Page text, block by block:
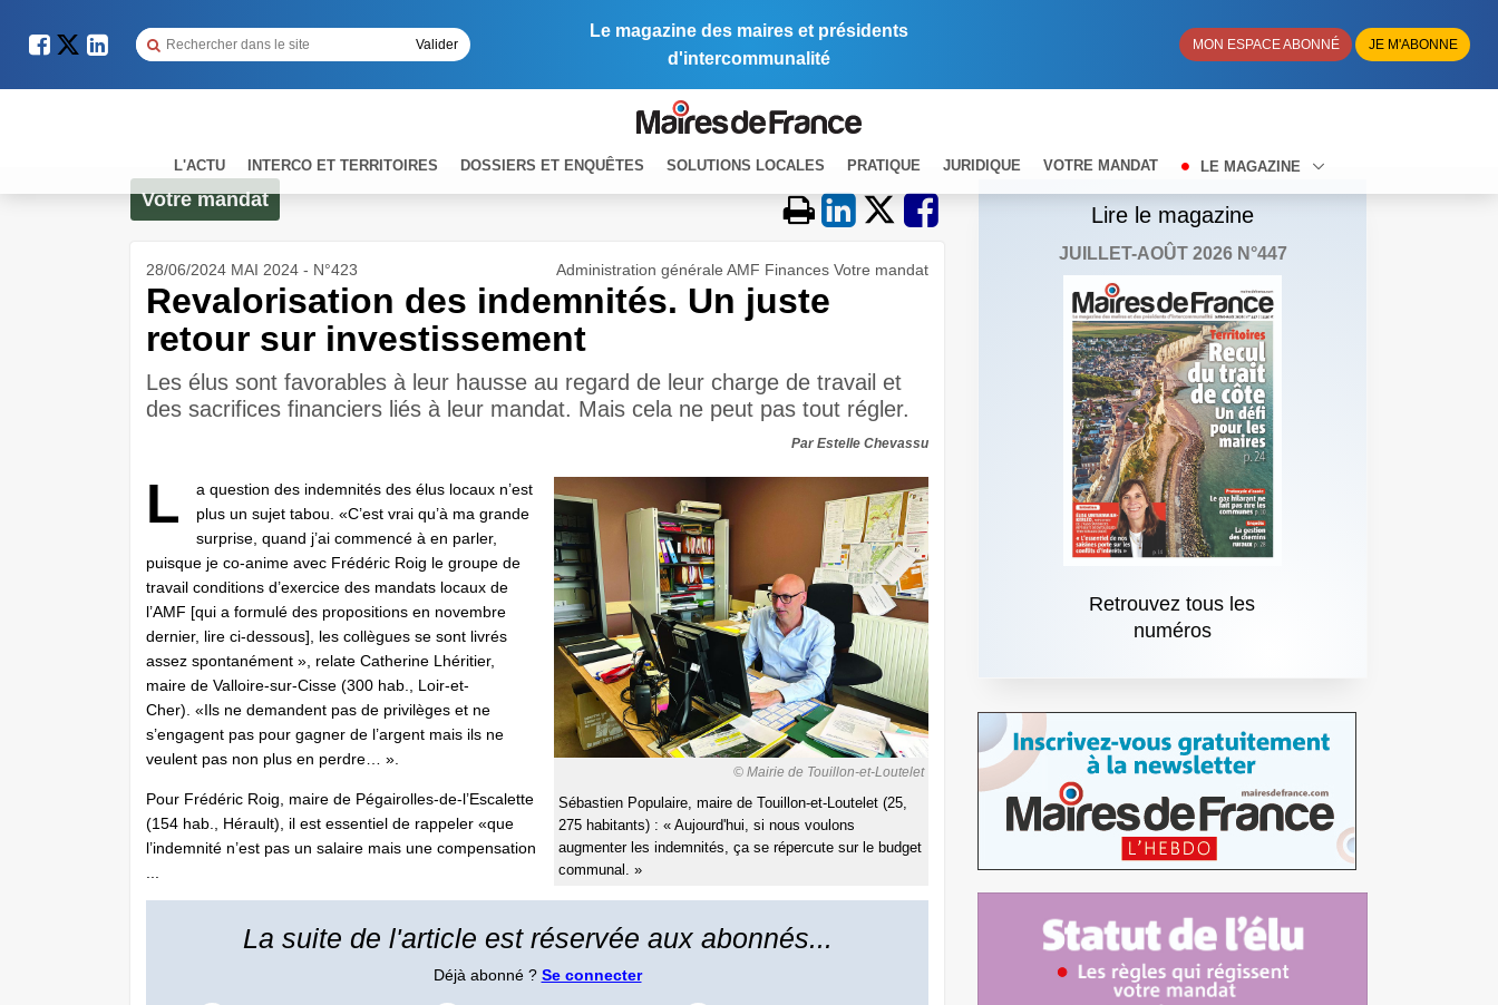
Le magazine des maires et présidents
d'intercommunalité
MON ESPACE ABONNÉ JE M'ABONNE
L'ACTU INTERCO ET TERRITOIRES DOSSIERS ET ENQUÊTES SOLUTIONS LOCALES PRATIQUE JURIDIQUE VOTRE MANDAT LE MAGAZINE
Votre mandat
28/06/2024 MAI 2024 - N°423 Administration générale AMF Finances Votre mandat
Revalorisation des indemnités. Un juste
retour sur investissement
Les élus sont favorables à leur hausse au regard de leur charge de travail et
des sacrifices financiers liés à leur mandat. Mais cela ne peut pas tout régler.
Par Estelle Chevassu
© Mairie de Touillon-et-Loutelet
Sébastien Populaire, maire de Touillon-et-Loutelet (25,
275 habitants) : « Aujourd'hui, si nous voulons
augmenter les indemnités, ça se répercute sur le budget
communal. »
L
a question des indemnités des élus locaux n’est
plus un sujet tabou. «C’est vrai qu’à ma grande
surprise, quand j’ai commencé à en parler,
puisque je co-anime avec Frédéric Roig le groupe de
travail conditions d’exercice des mandats locaux de
l’AMF [qui a formulé des propositions en novembre
dernier, lire ci-dessous], les collègues se sont livrés
assez spontanément », relate Catherine Lhéritier,
maire de Valloire-sur-Cisse (300 hab., Loir-et-
Cher). «Ils ne demandent pas de privilèges et ne
s’engagent pas pour gagner de l’argent mais ils ne
veulent pas non plus en perdre… ».
Pour Frédéric Roig, maire de Pégairolles-de-l’Escalette
(154 hab., Hérault), il est essentiel de rappeler «que
l’indemnité n’est pas un salaire mais une compensation
La suite de l'article est réservée aux abonnés...
Déjà abonné ? Se connecter
Lire le magazine
JUILLET-AOÛT 2026 N°447
Retrouvez tous les
numéros